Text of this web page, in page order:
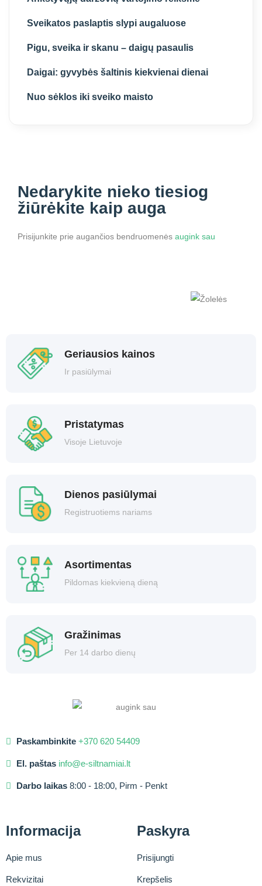
Sveikatos paslaptis slypi augaluose
Pigu, sveika ir skanu – daigų pasaulis
Daigai: gyvybės šaltinis kiekvienai dienai
Nuo sėklos iki sveiko maisto
Nedarykite nieko tiesiog
žiūrėkite kaip auga
Prisijunkite prie augančios bendruomenės augink sau
Geriausios kainos
Ir pasiūlymai
Pristatymas
Visoje Lietuvoje
Dienos pasiūlymai
Registruotiems nariams
Asortimentas
Pildomas kiekvieną dieną
Gražinimas
Per 14 darbo dienų
Paskambinkite +370 620 54409
El. paštas info@e-siltnamiai.lt
Darbo laikas 8:00 - 18:00, Pirm - Penkt
Informacija
Apie mus
Rekvizitai
Paskyra
Prisijungti
Krepšelis